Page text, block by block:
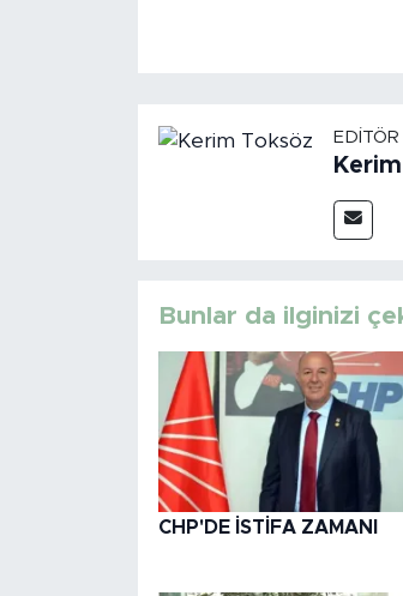
Bunlar da ilginizi
CHP'DE İSTİFA ZAMANI